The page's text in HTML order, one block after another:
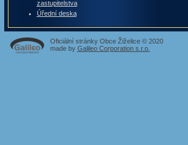
zastupitelstva
Úřední deska
Oficiální stránky Obce Žiželice © 2020
made by Galileo Corporation s.r.o.